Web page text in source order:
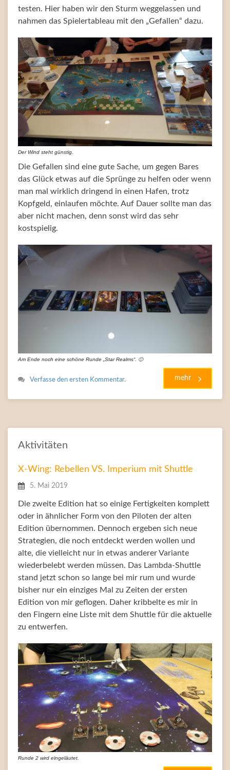
testen. Hier haben wir den Sturm weggelassen und
nahmen das Spielertableau mit den „Gefallen“ dazu.
Der Wind steht günstig.
Die Gefallen sind eine gute Sache, um gegen Bares
das Glück etwas auf die Sprünge zu helfen oder wenn
man mal wirklich dringend in einen Hafen, trotz
Kopfgeld, einlaufen möchte. Auf Dauer sollte man das
aber nicht machen, denn sonst wird das sehr
kostspielig.
Am Ende noch eine schöne Runde „Star Realms“. 🙂
Verfasse den ersten Kommentar. mehr
Aktivitäten
X-Wing: Rebellen VS. Imperium mit Shuttle
5. Mai 2019
Die zweite Edition hat so einige Fertigkeiten komplett
oder in ähnlicher Form von den Piloten der alten
Edition übernommen. Dennoch ergeben sich neue
Strategien, die noch entdeckt werden wollen und
alte, die vielleicht nur in etwas anderer Variante
wiederbelebt werden müssen. Das Lambda-Shuttle
stand jetzt schon so lange bei mir rum und wurde
bisher nur ein einziges Mal zu Zeiten der ersten
Edition von mir geflogen. Daher kribbelte es mir in
den Fingern eine Liste mit dem Shuttle für die aktuelle
zu entwerfen.
Runde 2 wird eingeläutet.